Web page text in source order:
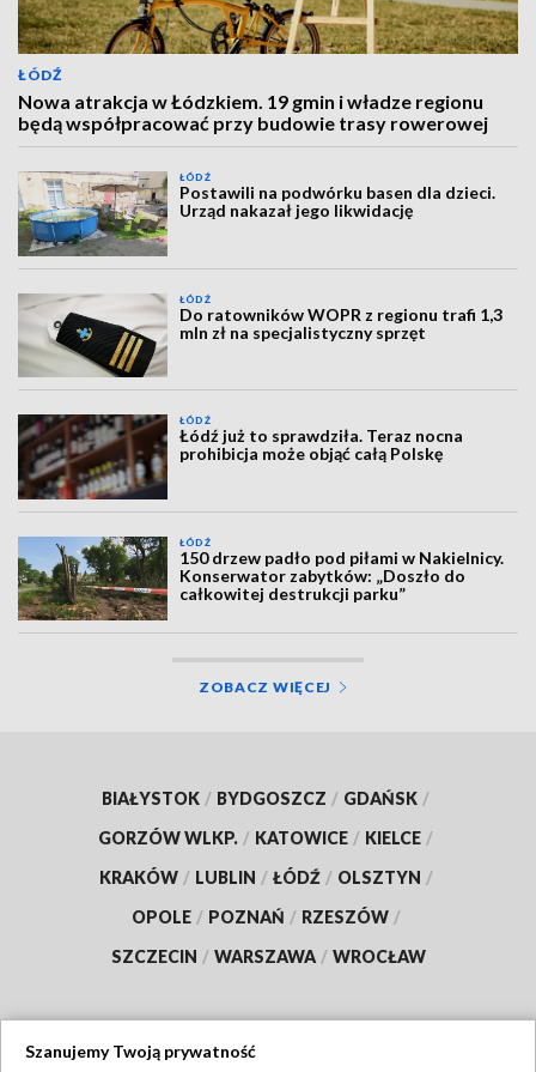
ŁÓDŹ
Nowa atrakcja w Łódzkiem. 19 gmin i władze regionu
będą współpracować przy budowie trasy rowerowej
ŁÓDŹ
Postawili na podwórku basen dla dzieci.
Urząd nakazał jego likwidację
ŁÓDŹ
Do ratowników WOPR z regionu trafi 1,3
mln zł na specjalistyczny sprzęt
ŁÓDŹ
Łódź już to sprawdziła. Teraz nocna
prohibicja może objąć całą Polskę
ŁÓDŹ
150 drzew padło pod piłami w Nakielnicy.
Konserwator zabytków: „Doszło do
całkowitej destrukcji parku”
ZOBACZ WIĘCEJ
BIAŁYSTOK / BYDGOSZCZ / GDAŃSK /
GORZÓW WLKP. / KATOWICE / KIELCE /
KRAKÓW / LUBLIN / ŁÓDŹ / OLSZTYN /
OPOLE / POZNAŃ / RZESZÓW /
SZCZECIN / WARSZAWA / WROCŁAW
Szanujemy Twoją prywatność